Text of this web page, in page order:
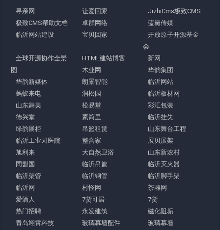
寻亲网 让爱回家
JizhiCms极致CMS
极致CMS帮助文档
卓群网络
蓝黛传媒
临沂网站建设
宝贝回家
开放原子开源基金
会
全球开源协作全景
图
HTML建站博客
新网
木业网
华韵集团
华韵新媒体
朗景智能
临沂网站
蚂蚁来电
润松园
临沂板材网
山东舞美
松易堂
彩汇包装
德兴堂
素简里
临沂挂失
绿韵展柜
吊篮租赁
山东舞台工程
临沂工业园医院
整合家
展贝展架
旭利来
大自然卫浴
山东新农村
同盟国
临沂吊篮
临沂灭火器
临沂架管
临沂钢管
临沂脚手架
临沂网
村怪网
茶雕网
爱酒人
7货可居
7货
热门招聘
永发建筑
磁化阻垢
青岛翊霄科技
玻璃幕墙配件
玻璃幕墙